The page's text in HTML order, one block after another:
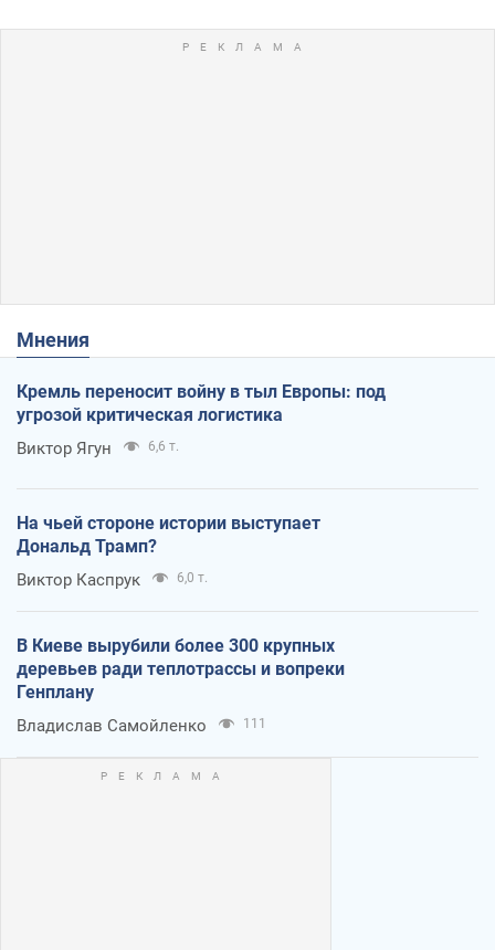
Мнения
Кремль переносит войну в тыл Европы: под
угрозой критическая логистика
Виктор Ягун 6,6 т.
На чьей стороне истории выступает
Дональд Трамп?
Виктор Каспрук 6,0 т.
В Киеве вырубили более 300 крупных
деревьев ради теплотрассы и вопреки
Генплану
Владислав Самойленко 111